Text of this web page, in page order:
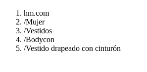
hm.com
/Mujer
/Vestidos
/Bodycon
/Vestido drapeado con cinturón